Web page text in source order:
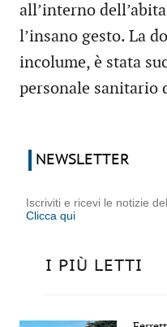
all’interno
l’insano gesto. La
incolume, è stata
personale sanitario
NEWSLETTER
Iscriviti e ricevi le notizie
Clicca qui
I PIÙ LETTI